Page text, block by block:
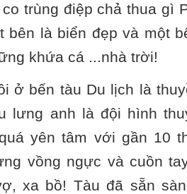
trùng điệp chả thua gì
bên là biển đẹp và một
khứa cá ...nhà trời!
ở bến tàu Du lịch là
lưng anh là đội hình
yên tâm với gần 10
vồng ngực và cuồn
xa bồ! Tàu đã sẵn